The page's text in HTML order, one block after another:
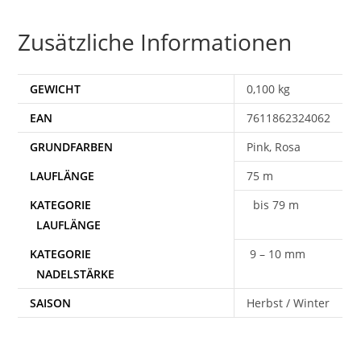
Zusätzliche Informationen
GEWICHT
0,100 kg
EAN
7611862324062
Pink, Rosa
75 m
bis 79 m
9 – 10 mm
SAISON Herbst / Winter